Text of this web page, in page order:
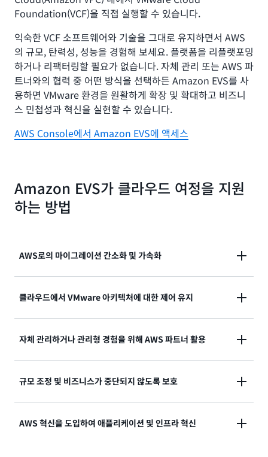
Foundation(VCF)을 직접 실행할 수 있습니다.
익숙한 VCF 소프트웨어와 기술을 그대로 유지하면서 AWS
의 규모, 탄력성, 성능을 경험해 보세요. 플랫폼을 리플랫포밍
하거나 리팩터링할 필요가 없습니다. 자체 관리 또는 AWS 파
트너와의 협력 중 어떤 방식을 선택하든 Amazon EVS를 사
용하면 VMware 환경을 원활하게 확장 및 확대하고 비즈니
스 민첩성과 혁신을 실현할 수 있습니다.
AWS Console에서 Amazon EVS에 액세스
Amazon EVS가 클라우드 여정을 지원
하는 방법
AWS로의 마이그레이션 간소화 및 가속화
클라우드에서 VCF 자동 배포와 구독 이동성을 통해 마
영 런북을 재작성할 필요 없이 온프레미스 네트워크를
클라우드에서 VMware 아키텍처에 대한 제어 유지
VMware 아키텍처를 완벽하게 제어하고 추가 기능과 타
자체 관리하거나 관리형 경험을 위해 AWS 파트너 활용
선택권과 유연성을 확보하여 자체 관리하거나 AWS 파
표를 달성할 수 있습니다.
규모 조정 및 비즈니스가 중단되지 않도록 보호
VMware 기반 워크로드를 마이그레이션하고 운영하기
AWS 혁신을 도입하여 애플리케이션 및 인프라 혁신